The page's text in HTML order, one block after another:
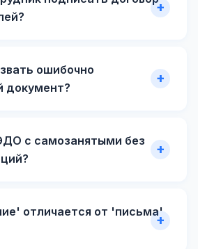
ошибочно
документ?
с самозанятыми без
отличается от 'письма'